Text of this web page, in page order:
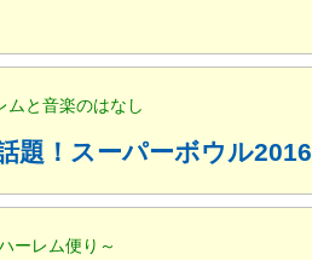
ムと音楽のはなし
題！スーパーボウル2016
ーレム便り～